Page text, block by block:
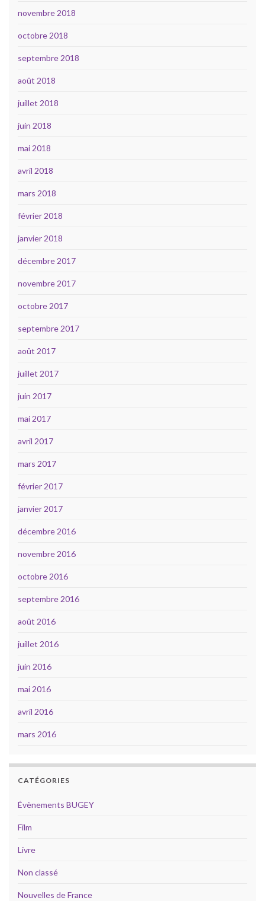
novembre 2018
octobre 2018
septembre 2018
août 2018
juillet 2018
juin 2018
mai 2018
avril 2018
mars 2018
février 2018
janvier 2018
décembre 2017
novembre 2017
octobre 2017
septembre 2017
août 2017
juillet 2017
juin 2017
mai 2017
avril 2017
mars 2017
février 2017
janvier 2017
décembre 2016
novembre 2016
octobre 2016
septembre 2016
août 2016
juillet 2016
juin 2016
mai 2016
avril 2016
mars 2016
CATÉGORIES
Évènements BUGEY
Film
Livre
Non classé
Nouvelles de France